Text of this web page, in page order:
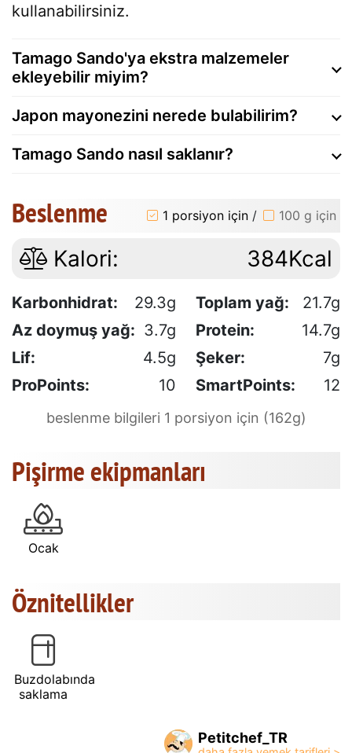
kullanabilirsiniz.
Tamago Sando'ya ekstra malzemeler
ekleyebilir miyim?
Japon mayonezini nerede bulabilirim?
Tamago Sando nasıl saklanır?
Beslenme 1 porsiyon için / 100 g için
Kalori: 384Kcal
Karbonhidrat: 29.3g Toplam yağ:
21.7g
Az doymuş yağ: 3.7g Protein:
14.7g
Lif:
4.5g Şeker:
7g
ProPoints:
10 SmartPoints: 12
beslenme bilgileri 1 porsiyon için (162g)
Pişirme ekipmanları
Ocak
Öznitellikler
Buzdolabında
saklama
Petitchef_TR